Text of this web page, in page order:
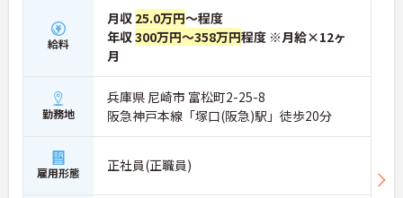
があり、20代から60代まで幅広い年代が活躍してい
ます。年間休日も114日確保されているため、無理
なく長期的なキャリアを築いていただけます。
・全施設がバリアフリー設計かつ最新設備を備えて
おり、清潔感にあふれた美しい環境です。ハード面
に加え、ソフト面でも「献立の事前決定・レシピ完
備」により現場の負担が大幅に軽減されています。
ご利用者様の安全性はもちろん、働くスタッフにと
っても身体的負担が少なく、高いモチベーションを
保って業務に集中できます。
給料
月収 25.0万円～程度
年収300万円～358万円程度 ※月給×12ヶ
月
勤務地
兵庫県 尼崎市 富松町2-25-8
阪急神戸本線「塚口(阪急)駅」徒歩20分
雇用形態 正社員(正職員)